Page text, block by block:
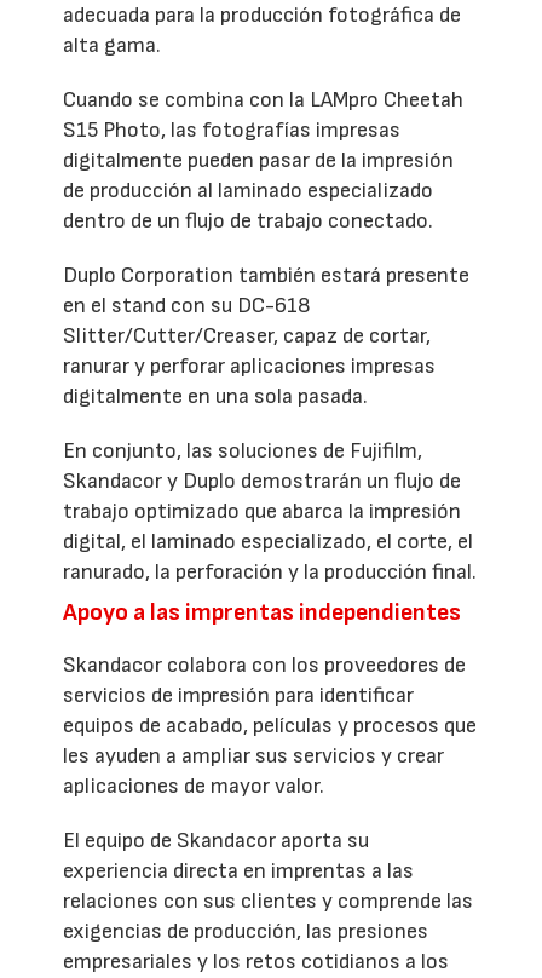
adecuada para la producción fotográfica de
alta gama.
Cuando se combina con la LAMpro Cheetah
S15 Photo, las fotografías impresas
digitalmente pueden pasar de la impresión
de producción al laminado especializado
dentro de un flujo de trabajo conectado.
Duplo Corporation también estará presente
en el stand con su DC-618
Slitter/Cutter/Creaser, capaz de cortar,
ranurar y perforar aplicaciones impresas
digitalmente en una sola pasada.
En conjunto, las soluciones de Fujifilm,
Skandacor y Duplo demostrarán un flujo de
trabajo optimizado que abarca la impresión
digital, el laminado especializado, el corte, el
ranurado, la perforación y la producción final.
Apoyo a las imprentas independientes
Skandacor colabora con los proveedores de
servicios de impresión para identificar
equipos de acabado, películas y procesos que
les ayuden a ampliar sus servicios y crear
aplicaciones de mayor valor.
El equipo de Skandacor aporta su
experiencia directa en imprentas a las
relaciones con sus clientes y comprende las
exigencias de producción, las presiones
empresariales y los retos cotidianos a los